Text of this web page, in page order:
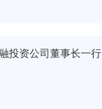
投资公司董事长一行